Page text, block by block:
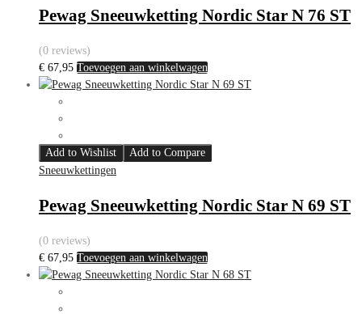
Pewag Sneeuwketting Nordic Star N 76 ST
(0 reviews)
€ 67,95 Toevoegen aan winkelwagen
Add to Wishlist
Add to Compare
Sneeuwkettingen
Pewag Sneeuwketting Nordic Star N 69 ST
(0 reviews)
€ 67,95 Toevoegen aan winkelwagen